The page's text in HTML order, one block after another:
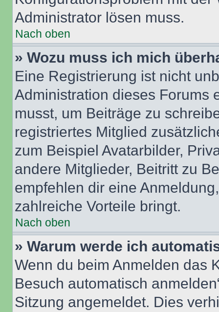
Administrator lösen muss.
Nach oben
» Wozu muss ich mich
Eine Registrierung ist nicht
Administration dieses Forums
musst, um Beiträge zu
registriertes Mitglied
zum Beispiel Avatarbilder,
andere Mitglieder, Beitritt zu
empfehlen dir eine
zahlreiche Vorteile bringt.
Nach oben
» Warum werde ich
Wenn du beim Anmelden das
Besuch automatisch
Sitzung angemeldet. Dies